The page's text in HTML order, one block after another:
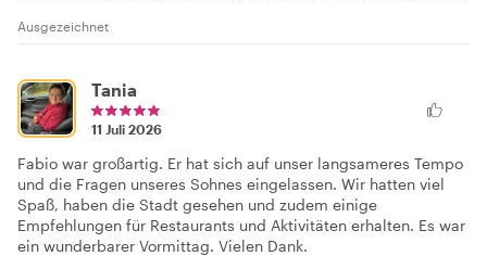
Ausgezeichnet
Tania
11 Juli 2026
Fabio war großartig. Er hat sich auf unser langsameres Tempo
und die Fragen unseres Sohnes eingelassen. Wir hatten viel
Spaß, haben die Stadt gesehen und zudem einige
Empfehlungen für Restaurants und Aktivitäten erhalten. Es war
ein wunderbarer Vormittag. Vielen Dank.